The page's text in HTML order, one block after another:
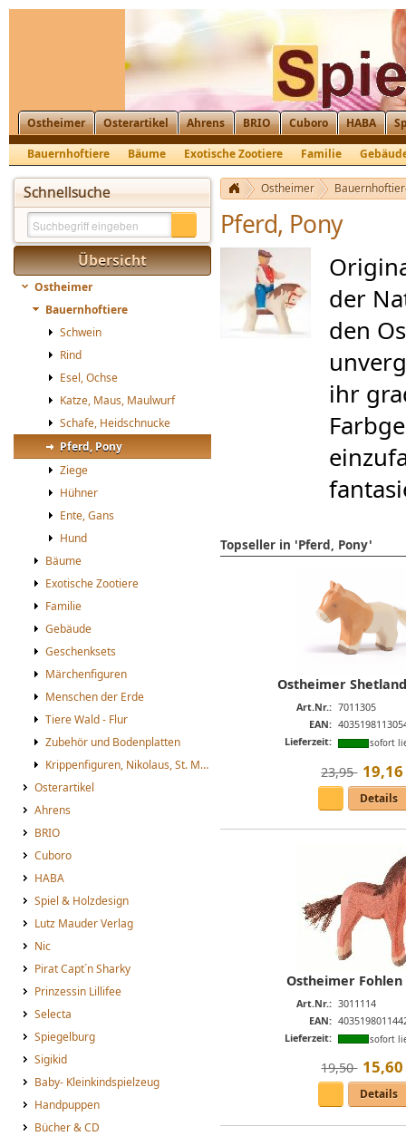
Ostheimer Osterartikel Ahrens BRIO Cuboro HABA
Bauernhoftiere
Bäume Exotische Zootiere Familie
Schnellsuche
Übersicht
Ostheimer
Bauernhoftiere
Schwein
Rind
Esel, Ochse
Katze, Maus, Maulwurf
Schafe, Heidschnucke
Pferd, Pony
Ziege
Hühner
Ente, Gans
Hund
Bäume
Exotische Zootiere
Familie
Gebäude
Geschenksets
Märchenfiguren
Menschen der Erde
Tiere Wald - Flur
Zubehör und Bodenplatten
Krippenfiguren, Nikolaus, St. Martin
Osterartikel
Ahrens
BRIO
Cuboro
HABA
Spiel & Holzdesign
Lutz Mauder Verlag
Nic
Pirat Capt´n Sharky
Prinzessin Lillifee
Selecta
Spiegelburg
Sigikid
Baby- Kleinkindspielzeug
Handpuppen
Bücher & CD
Ostheimer
Pferd, Pony
der
den
ihr
Topseller in 'Pferd, Pony'
Ostheimer
Art.Nr.: 7011305
EAN:
Lieferzeit:
sofort
23,95  19,16
Details
Ostheimer
Art.Nr.: 3011114
EAN:
Lieferzeit:
sofort
19,50  15,60
Details